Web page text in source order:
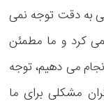
به دقت توجه نمی
کرد و ما مطمئن
می دهیم، توجه
مشکلی برای ما